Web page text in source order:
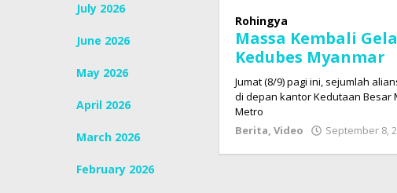
July 2026
June 2026
May 2026
April 2026
March 2026
February 2026
Rohingya
Massa Kembali
Kedubes Myanmar
Jumat (8/9) pagi ini, sejumlah
di depan kantor Kedutaan Besar
Metro
Berita,Video September 8,